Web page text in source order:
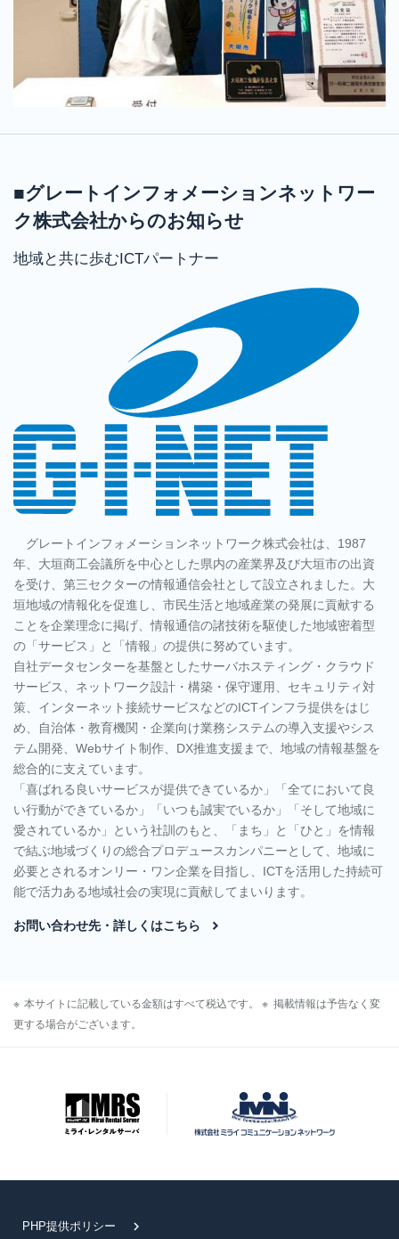
■グレートインフォメーションネットワー
ク株式会社からのお知らせ
地域と共に歩むICTパートナー
グレートインフォメーションネットワーク株式会社は、1987
年、大垣商工会議所を中心とした県内の産業界及び大垣市の出資
を受け、第三セクターの情報通信会社として設立されました。大
垣地域の情報化を促進し、市民生活と地域産業の発展に貢献する
ことを企業理念に掲げ、情報通信の諸技術を駆使した地域密着型
の「サービス」と「情報」の提供に努めています。
自社データセンターを基盤としたサーバホスティング・クラウド
サービス、ネットワーク設計・構築・保守運用、セキュリティ対
策、インターネット接続サービスなどのICTインフラ提供をはじ
め、自治体・教育機関・企業向け業務システムの導入支援やシス
テム開発、Webサイト制作、DX推進支援まで、地域の情報基盤を
総合的に支えています。
「喜ばれる良いサービスが提供できているか」「全てにおいて良
い行動ができているか」「いつも誠実でいるか」「そして地域に
愛されているか」という社訓のもと、「まち」と「ひと」を情報
で結ぶ地域づくりの総合プロデュースカンパニーとして、地域に
必要とされるオンリー・ワン企業を目指し、ICTを活用した持続可
能で活力ある地域社会の実現に貢献してまいります。
お問い合わせ先・詳しくはこちら
本サイトに記載している金額はすべて税込です。
掲載情報は予告なく変
更する場合がございます。
PHP提供ポリシー